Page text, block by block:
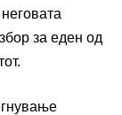
за еден од